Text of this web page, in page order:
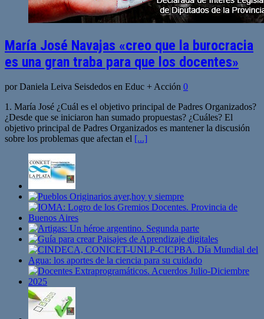
María José Navajas «creo que la burocracia
es una gran traba para que los docentes»
por Daniela Leiva Seisdedos en Educ + Acción 0
1. María José ¿Cuál es el objetivo principal de Padres Organizados?
¿Desde que se iniciaron han sumado propuestas? ¿Cuáles? El
objetivo principal de Padres Organizados es mantener la discusión
sobre los problemas que afectan el [...]